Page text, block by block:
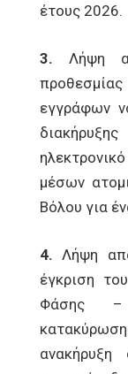
έτους 2026.
3. Λήψη
εγγράφων
μέσων
Βόλου για
4. Λήψη
έγκριση
Φάσης –